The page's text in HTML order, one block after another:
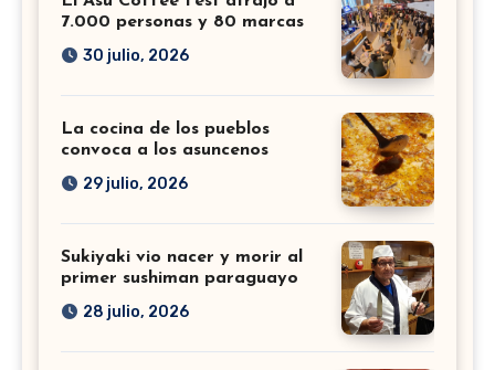
7.000 personas y 80 marcas
30 julio, 2026
La cocina de los pueblos
convoca a los asuncenos
29 julio, 2026
Sukiyaki vio nacer y morir al
primer sushiman paraguayo
28 julio, 2026